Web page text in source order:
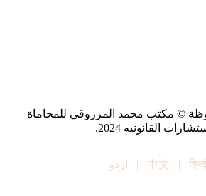
© مكتب محمد المرزوقي للمحاماة
القانونيه 2024.
中文 |
| اردو